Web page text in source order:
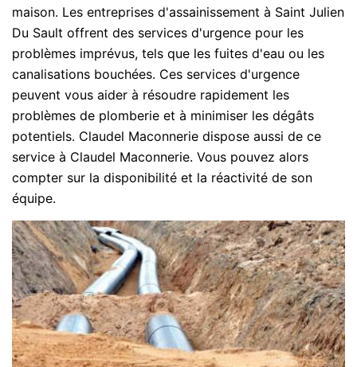
maison. Les entreprises d'assainissement à Saint Julien
Du Sault offrent des services d'urgence pour les
problèmes imprévus, tels que les fuites d'eau ou les
canalisations bouchées. Ces services d'urgence
peuvent vous aider à résoudre rapidement les
problèmes de plomberie et à minimiser les dégâts
potentiels. Claudel Maconnerie dispose aussi de ce
service à Claudel Maconnerie. Vous pouvez alors
compter sur la disponibilité et la réactivité de son
équipe.